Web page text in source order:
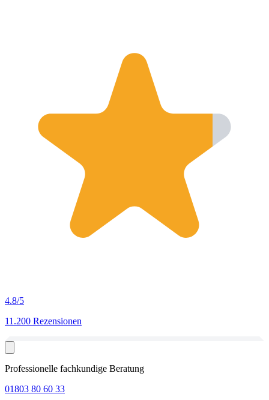
4.8/5
11.200 Rezensionen
Professionelle fachkundige Beratung
01803 80 60 33